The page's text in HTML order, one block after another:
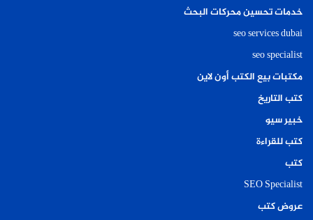
خدمات تحسين محركات البحث
seo services dubai
seo specialist
مكتبات بيع الكتب أون لاين
كتب التاريخ
خبير سيو
كتب للقراءة
كتب
SEO Specialist
عروض كتب